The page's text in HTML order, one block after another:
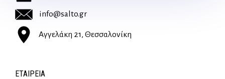
info@salto.gr
Αγγελάκη 21, Θεσσαλονίκη
ΕΤΑΙΡΕΊΑ